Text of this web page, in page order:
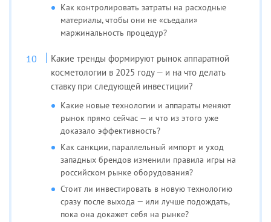
Как контролировать затраты на расходные
материалы, чтобы они не «съедали»
маржинальность процедур?
Какие тренды формируют рынок аппаратной
косметологии в 2025 году — и на что делать
ставку при следующей инвестиции?
Какие новые технологии и аппараты меняют
рынок прямо сейчас — и что из этого уже
доказало эффективность?
Как санкции, параллельный импорт и уход
западных брендов изменили правила игры на
российском рынке оборудования?
Стоит ли инвестировать в новую технологию
сразу после выхода — или лучше подождать,
пока она докажет себя на рынке?